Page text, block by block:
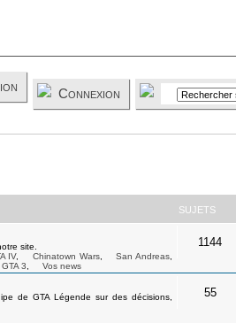
Connexion
SUJETS
site.
IV, Chinatown Wars, San Andreas
GTA 3 Vos news
1144
de GTA Légende sur des décisions,
55